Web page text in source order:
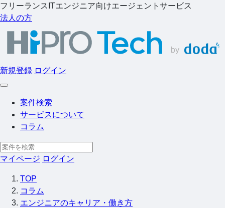
フリーランスITエンジニア向けエージェントサービス
法人の方
新規登録 ログイン
案件検索
サービスについて
コラム
マイページ ログイン
TOP
コラム
エンジニアのキャリア・働き方